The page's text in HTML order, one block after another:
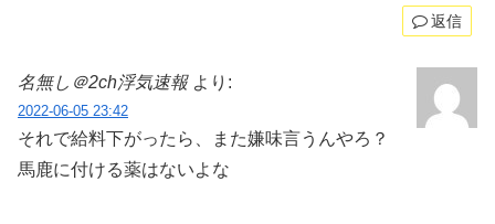
返信
名無し＠2ch浮気速報 より:
2022-06-05 23:42
それで給料下がったら、また嫌味言うんやろ？
馬鹿に付ける薬はないよな